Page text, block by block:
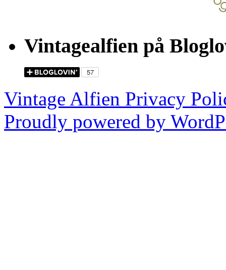
Vintagealfien på
Vintage Alfien Privacy
Proudly powered by